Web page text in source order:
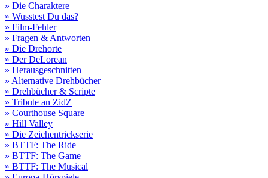
» Die Charaktere
» Wusstest Du das?
» Film-Fehler
» Fragen & Antworten
» Die Drehorte
» Der DeLorean
» Herausgeschnitten
» Alternative Drehbücher
» Drehbücher & Scripte
» Tribute an ZidZ
» Courthouse Square
» Hill Valley
» Die Zeichentrickserie
» BTTF: The Ride
» BTTF: The Game
» BTTF: The Musical